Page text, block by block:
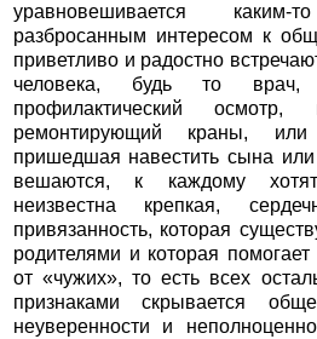
уравновешивается каким-
разбросанным интересом к
приветливо и радостно
человека, будь то врач,
профилактический осмотр,
ремонтирующий краны, или
пришедшая навестить сына
вешаются, к каждому
неизвестна крепкая,
привязанность, которая
родителями и которая
от «чужих», то есть всех
признаками скрывается
неуверенности и